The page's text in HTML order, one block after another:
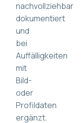
nachvollziehbar
dokumentiert
und
bei
Auffälligkeiten
mit
Bild-
oder
Profildaten
ergänzt.